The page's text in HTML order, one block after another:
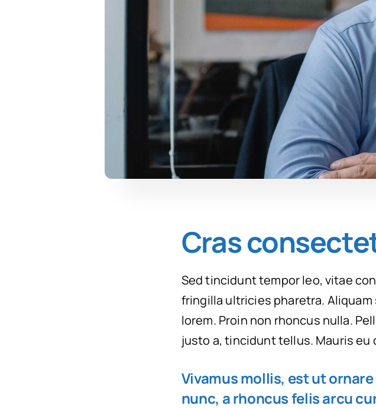
Cras
Sed tincidunt tempor leo, vitae
fringilla ultricies pharetra.
lorem. Proin non rhoncus nulla.
justo a, tincidunt tellus. Mauris eu
Vivamus mollis, est ut
nunc, a rhoncus felis arcu